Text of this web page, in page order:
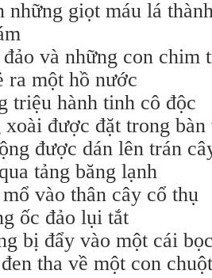
những giọt máu lá
và những con chim
ra một hồ nước
triệu hành tinh cô độc
được đặt trong
được dán lên trán
tảng băng lạnh
vào thân cây cổ thụ
ốc đảo lụi tắt
bị đẩy vào một cái
tha về một con